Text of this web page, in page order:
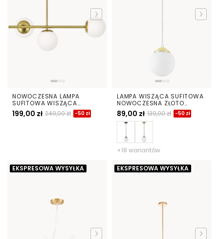
NOWOCZESNA LAMPA
SUFITOWA WISZĄCA
SZCZOTKOWANE ZŁOTO
LEDO W3 LONG
199,00 zł 249,00 zł -50 zł
LAMPA WISZĄCA SUFITOWA
NOWOCZESNA ZŁOTO
KLASYCZNE BIAŁA KULA FINO
W1 LED
89,00 zł 139,00 zł -50 zł
+18 wariantów
EKSPRESOWA WYSYŁKA EKSPRESOWA WYSYŁKA